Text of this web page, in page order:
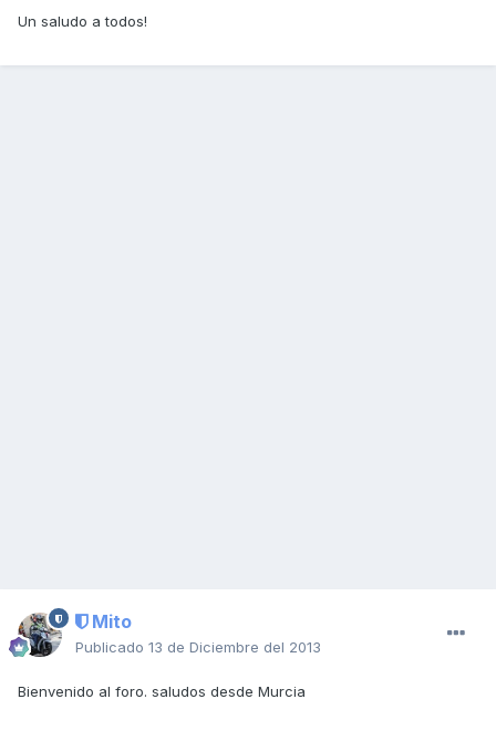
Un saludo a todos!
Mito
Publicado 13 de Diciembre del 2013
Bienvenido al foro. saludos desde Murcia